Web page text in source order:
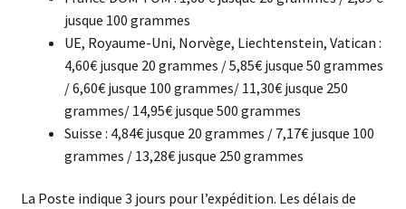
jusque 100 grammes
UE, Royaume-Uni, Norvège, Liechtenstein, Vatican :
4,60€ jusque 20 grammes / 5,85€ jusque 50 grammes
/ 6,60€ jusque 100 grammes/ 11,30€ jusque 250
grammes/ 14,95€ jusque 500 grammes
Suisse : 4,84€ jusque 20 grammes / 7,17€ jusque 100
grammes / 13,28€ jusque 250 grammes
La Poste indique 3 jours pour l’expédition. Les délais de